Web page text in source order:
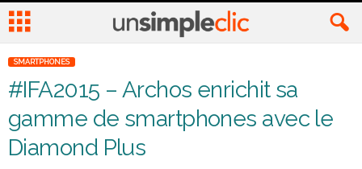
SMARTPHONES
#IFA2015 – Archos enrichit sa
gamme de smartphones avec le
Diamond Plus